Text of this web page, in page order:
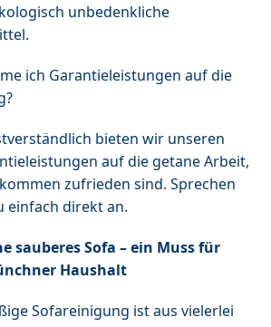
unbedenkliche
ich Garantieleistungen auf die
bieten wir unseren
auf die getane Arbeit,
zufrieden sind. Sprechen
einfach direkt an.
sauberes Sofa – ein Muss für
Haushalt
Sofareinigung ist aus vielerlei